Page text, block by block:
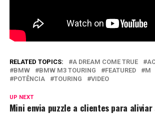
RELATED TOPICS: A DREAM COME TRUE
BMW
BMW M3 TOURING FEATURED M
POTÊNCIA
TOURING VIDEO
UP NEXT
Mini envia puzzle a clientes para aliviar